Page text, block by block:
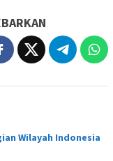
Wilayah Indonesia